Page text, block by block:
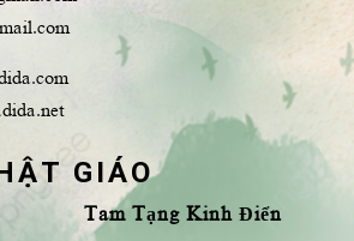
GIÁO
Tam Tạng Kinh Điển